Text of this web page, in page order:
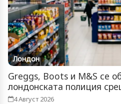
Лондон
Greggs, Boots и M&S се
лондонската полиция
4 Август 2026